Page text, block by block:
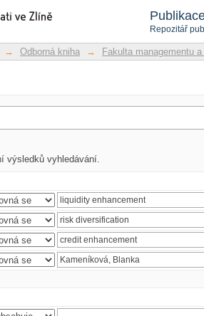
Repozitář
→ Odborná kniha → Fakulta managementu
výsledků vyhledávání.